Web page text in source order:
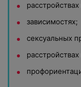
зависимостях;
сексуальных